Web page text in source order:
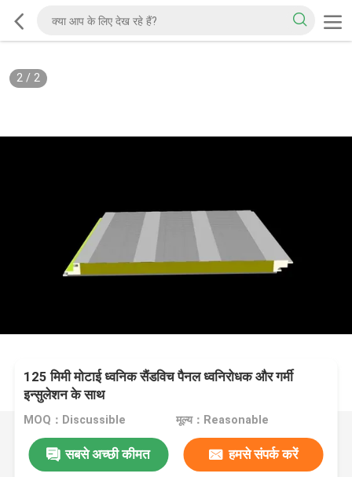
2/ 2
125 मिमी मोटाई ध्वनिक सैंडविच पैनल ध्वनिरोधक और गर्मी
इन्सुलेशन के साथ
MOQ：Discussible मूल्य：Reasonable
सबसे अच्छी कीमत हमसे संपर्क करें